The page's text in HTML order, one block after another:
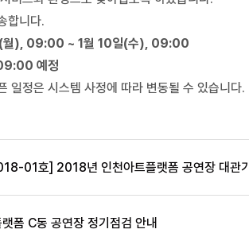
합니다.
(월), 09:00 ~ 1월 10일(수), 09:00
예정
일정은 시스템 사정에 따라 변동될 수 있습니다.
01호] 2018년 인천아트플랫폼 공연장 대관
폼 C동 공연장 정기점검 안내